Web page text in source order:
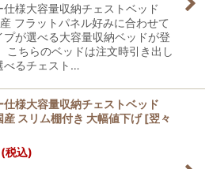
仕様大容量収納チェストベッド
産 フラットパネル好みに合わせて
プが選べる大容量収納ベッドが登
こちらのベッドは注文時引き出し
べるチェスト…
仕様大容量収納チェストベッド
産 スリム棚付き 大幅値下げ [翌々
(税込)